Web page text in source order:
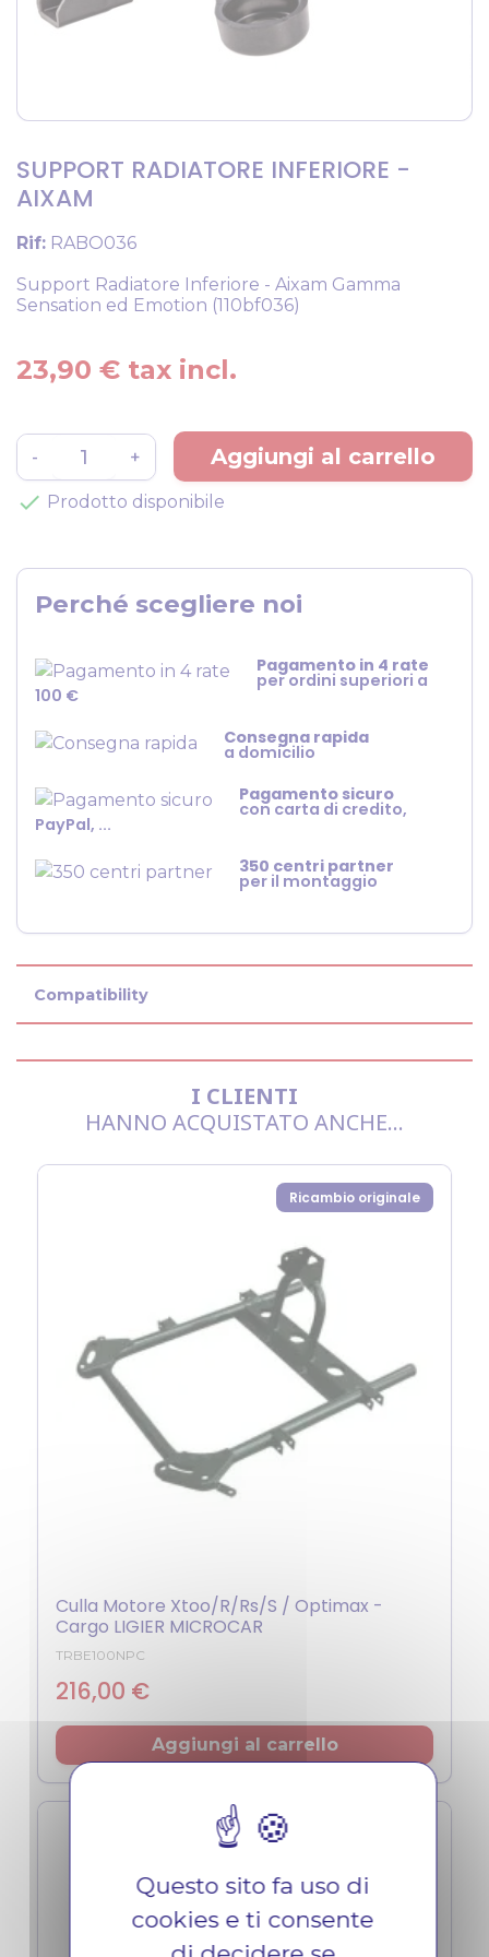
SUPPORT RADIATORE INFERIORE -
AIXAM
Rif: RABO036
Support Radiatore Inferiore - Aixam Gamma
Sensation ed Emotion (110bf036)
23,90 € tax incl.
- +
Aggiungi al carrello
check Prodotto disponibile
Perché scegliere noi
Pagamento in 4 rate
per ordini superiori a
100 €
Consegna rapida
a domicilio
Pagamento sicuro
con carta di credito,
PayPal, ...
350 centri partner
per il montaggio
Compatibility
I CLIENTI
HANNO ACQUISTATO ANCHE...
Ricambio originale
Culla Motore Xtoo/R/Rs/S / Optimax -
Cargo LIGIER MICROCAR
TRBE100NPC
216,00 €Prezzo
Aggiungi al carrello
Questo sito fa uso di
cookies e ti consente